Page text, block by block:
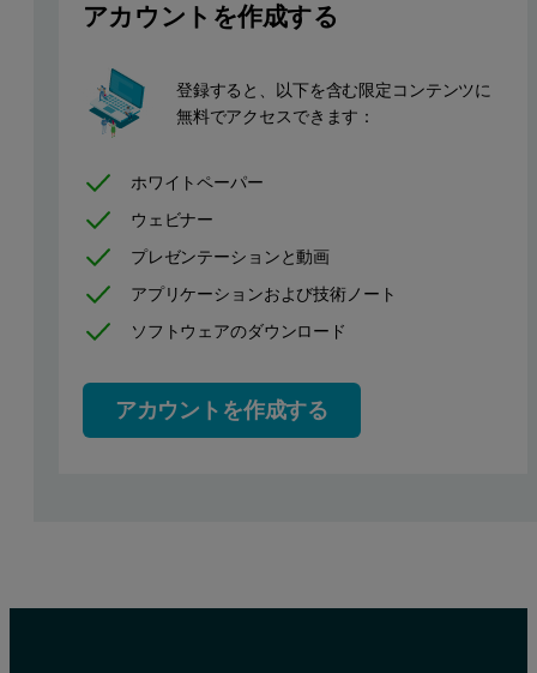
Conventional QbD begins with the identification of performance
For AQbD the starting point is identification of an Analytical
アカウントを作成する
登録すると、以下を含む限定コンテンツに
無料でアクセスできます：
ホワイトペーパー
ウェビナー
プレゼンテーションと動画
アプリケーションおよび技術ノート
ソフトウェアのダウンロード
アカウントを作成する